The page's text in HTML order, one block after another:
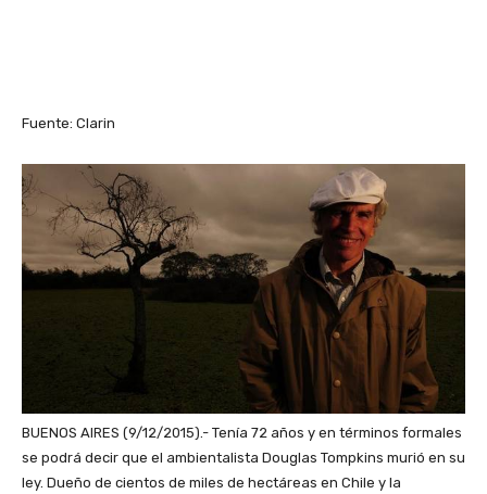
Fuente: Clarin
BUENOS AIRES (9/12/2015).- Tenía 72 años y en términos formales
se podrá decir que el ambientalista Douglas Tompkins murió en su
ley. Dueño de cientos de miles de hectáreas en Chile y la